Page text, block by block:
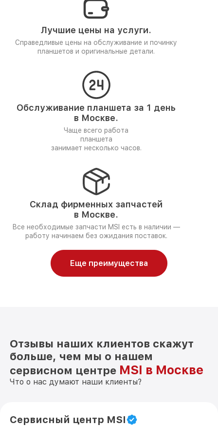
Лучшие цены на услуги.
Справедливые цены на обслуживание и починку
планшетов и оригинальные детали.
Обслуживание планшета за 1 день
в Москве.
Чаще всего работа
планшета
занимает несколько часов.
Склад фирменных запчастей
в Москве.
Все необходимые запчасти MSI есть в наличии —
работу начинаем без ожидания поставок.
Еще преимущества
Отзывы наших клиентов скажут
больше, чем мы о нашем
сервисном центре MSI в Москве
Что о нас думают наши клиенты?
Сервисный центр MSI